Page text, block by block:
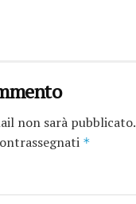
non sarà pubblicato.
*